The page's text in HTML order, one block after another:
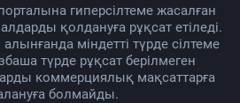
гиперсілтеме жасалған
қолдануға рұқсат етіледі.
міндетті түрде сілтеме
түрде рұқсат берілмеген
коммерциялық мақсаттарға
болмайды.